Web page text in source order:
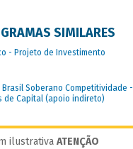
SIMILARES
- Projeto de Investimento
Brasil Soberano Competitividade -
de Capital (apoio indireto)
ATENÇÃO